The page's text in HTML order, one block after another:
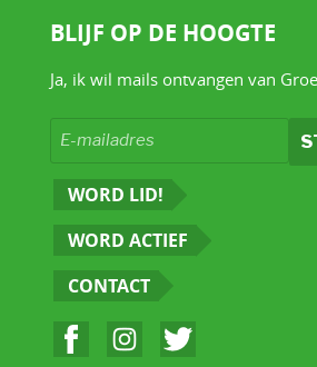
BLIJF OP DE HOOGTE
Ja, ik wil mails ontvangen van
WORD LID!
WORD ACTIEF
CONTACT